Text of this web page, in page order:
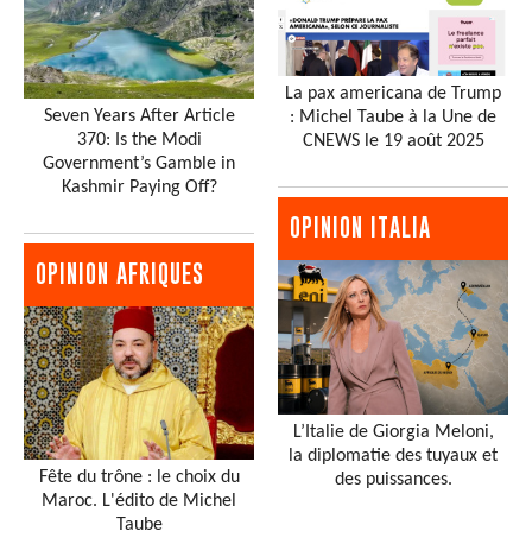
Seven Years After Article
370: Is the Modi
Government’s Gamble in
Kashmir Paying Off?
OPINION AFRIQUES
Fête du trône : le choix du
Maroc. L'édito de Michel
Taube
La pax americana de Trump
: Michel Taube à la Une de
CNEWS le 19 août 2025
OPINION ITALIA
L’Italie de Giorgia Meloni,
la diplomatie des tuyaux et
des puissances.